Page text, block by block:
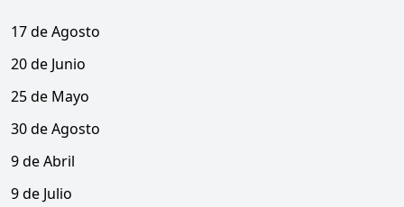
17 de Agosto
20 de Junio
25 de Mayo
30 de Agosto
9 de Abril
9 de Julio